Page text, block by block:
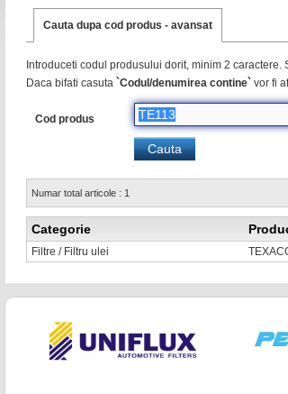
Cauta dupa cod produs - avansat
Introduceti codul produsului dorit, minim 2
Daca bifati casuta `Codul/denumirea contine` vor fi
Cod produs
Numar total articole : 1
Categorie
Filtre / Filtru ulei